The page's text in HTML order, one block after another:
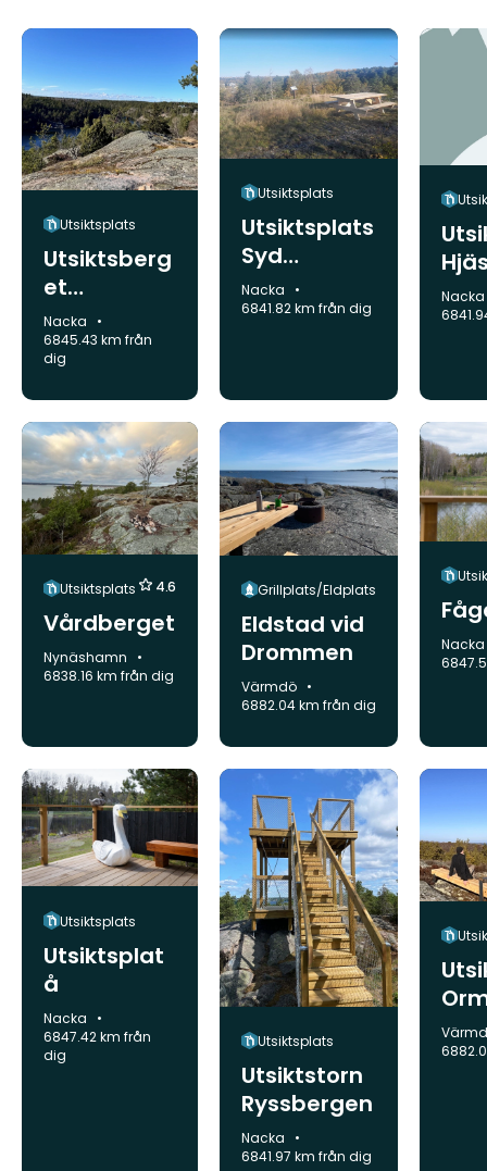
Utsiktsplats
Utsiktsberg
et
Skarpnäs
Kommun:
Nacka
6845.43 km från
dig
Utsiktsplats
Utsiktsplats
Syd
Ryssbergen
Kommun:
Nacka
6841.82 km från dig
Utsiktsplats 4.6
Vårdberget
Kommun:
Nynäshamn
6838.16 km från dig
Grillplats/Eldplats
Eldstad vid
Drommen
Kommun:
Värmdö
6882.04 km från dig
Utsiktsplats
Utsiktsplat
å
Kommun:
Nacka
6847.42 km från
dig
Utsiktsplats
Utsiktstorn
Ryssbergen
Kommun:
Nacka
6841.97 km från dig
n